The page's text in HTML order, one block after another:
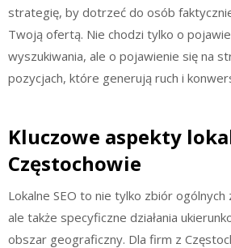
strategię, by dotrzeć do osób
Twoją ofertą. Nie chodzi tylko o
wyszukiwania, ale o pojawienie się na
pozycjach, które generują ruch i
Kluczowe aspekty
Częstochowie
Lokalne SEO to nie tylko zbiór
ale także specyficzne działania
obszar geograficzny. Dla firm z